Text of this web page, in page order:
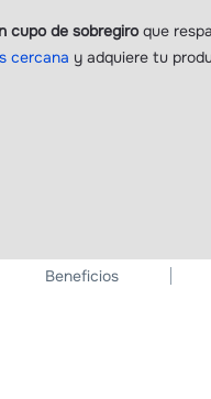
cupo de sobregiroque
cercana y adquiere tu
Beneficios